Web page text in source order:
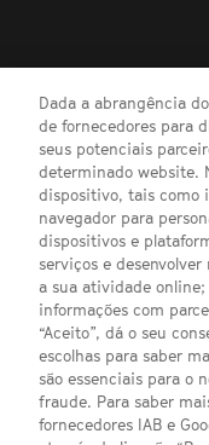
Dada a abrangência
de fornecedores para
seus potenciais
determinado website.
dispositivo, tais como
navegador para
dispositivos e
serviços e
a sua atividade
informações com
“Aceito”, dá o seu
escolhas para saber
são essenciais para o
fraude. Para saber
fornecedores IAB e